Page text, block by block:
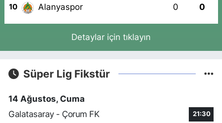
10 Alanyaspor 0 0
Detaylar için tıklayın
Süper Lig Fikstür
14 Ağustos, Cuma
Galatasaray - Çorum FK
21:30